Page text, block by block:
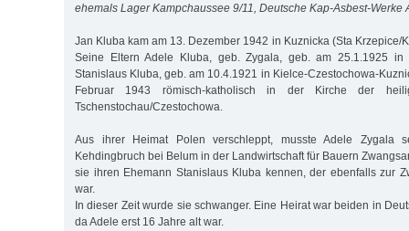
ehemals Lager Kampchaussee 9/11, Deutsche Kap-Asbest-Werke
Jan Kluba kam am 13. Dezember 1942 in Kuznicka (Sta Krzepice/
Seine Eltern Adele Kluba, geb. Zygala, geb. am 25.1.1925 in
Stanislaus Kluba, geb. am 10.4.1921 in Kielce-Czestochowa-
Februar 1943 römisch-katholisch in der Kirche der
Tschenstochau/Czestochowa.
Aus ihrer Heimat Polen verschleppt, musste Adele Zygala
Kehdingbruch bei Belum in der Landwirtschaft für Bauern
sie ihren Ehemann Stanislaus Kluba kennen, der ebenfalls zur
war.
In dieser Zeit wurde sie schwanger. Eine Heirat war beiden in
da Adele erst 16 Jahre alt war.